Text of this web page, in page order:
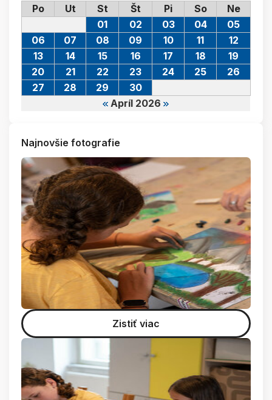
Po
Ut St Št Pi So Ne
Apríl 2026
01 02 03 04
05
06
07 08 09 10 11
12
13
14 15 16 17 18
19
20
21 22 23 24 25
26
27
28 29 30
Najnovšie fotografie
Zistiť viac